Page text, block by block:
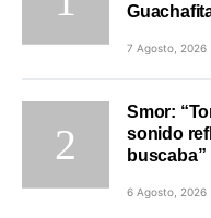
7 Agosto, 2026
Smor:
sonido
buscaba”
6 Agosto, 2026